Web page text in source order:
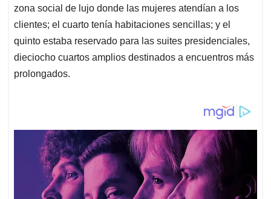
zona social de lujo donde las mujeres atendían a los
clientes; el cuarto tenía habitaciones sencillas; y el
quinto estaba reservado para las suites presidenciales,
dieciocho cuartos amplios destinados a encuentros más
prolongados.